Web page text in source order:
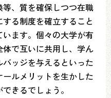
、質を確保しつつ在職
る制度を確立すること
ます。個々の大学が有
で互いに共用し、学ん
ッジを与えるといった
ルメリットを生かした
きるでしょう。